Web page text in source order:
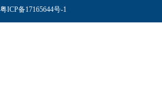
粤ICP备17165644号-1